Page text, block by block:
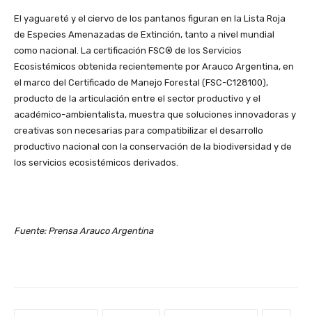
El yaguareté y el ciervo de los pantanos figuran en la Lista Roja
de Especies Amenazadas de Extinción, tanto a nivel mundial
como nacional. La certificación FSC® de los Servicios
Ecosistémicos obtenida recientemente por Arauco Argentina, en
el marco del Certificado de Manejo Forestal (FSC-C128100),
producto de la articulación entre el sector productivo y el
académico-ambientalista, muestra que soluciones innovadoras y
creativas son necesarias para compatibilizar el desarrollo
productivo nacional con la conservación de la biodiversidad y de
los servicios ecosistémicos derivados.
Fuente: Prensa Arauco Argentina